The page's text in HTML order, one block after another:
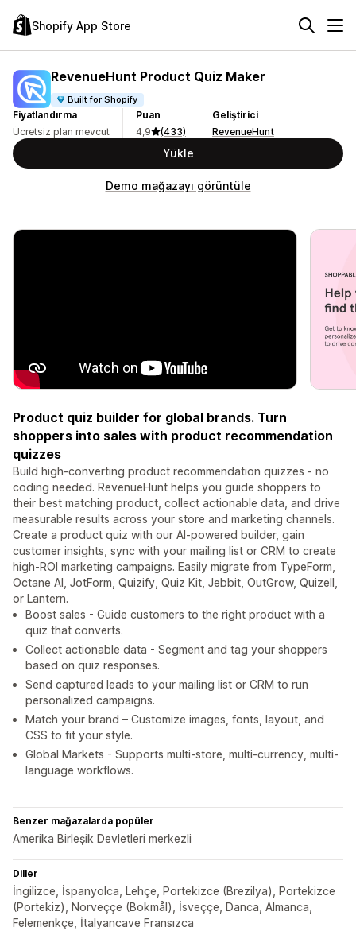
Shopify App Store
RevenueHunt Product Quiz Maker
Built for Shopify
Fiyatlandırma
Ücretsiz plan mevcut
Puan
4,9
(433)
Geliştirici
RevenueHunt
Yükle
Demo mağazayı görüntüle
Product quiz builder for global brands. Turn
shoppers into sales with product recommendation
quizzes
Build high-converting product recommendation quizzes - no
coding needed. RevenueHunt helps you guide shoppers to
their best matching product, collect actionable data, and drive
measurable results across your store and marketing channels.
Create a product quiz with our AI-powered builder, gain
customer insights, sync with your mailing list or CRM to create
high-ROI marketing campaigns. Easily migrate from TypeForm,
Octane AI, JotForm, Quizify, Quiz Kit, Jebbit, OutGrow, Quizell,
or Lantern.
Boost sales - Guide customers to the right product with a
quiz that converts.
Collect actionable data - Segment and tag your shoppers
based on quiz responses.
Send captured leads to your mailing list or CRM to run
personalized campaigns.
Match your brand – Customize images, fonts, layout, and
CSS to fit your style.
Global Markets - Supports multi-store, multi-currency, multi-
language workflows.
Benzer mağazalarda popüler
Amerika Birleşik Devletleri merkezli
Diller
İngilizce, İspanyolca, Lehçe, Portekizce (Brezilya), Portekizce
(Portekiz), Norveççe (Bokmål), İsveççe, Danca, Almanca,
Felemenkçe, İtalyancave Fransızca